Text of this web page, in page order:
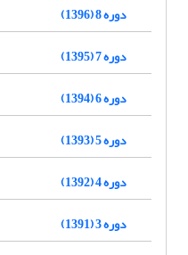
دوره 8 (1396)
دوره 7 (1395)
دوره 6 (1394)
دوره 5 (1393)
دوره 4 (1392)
دوره 3 (1391)